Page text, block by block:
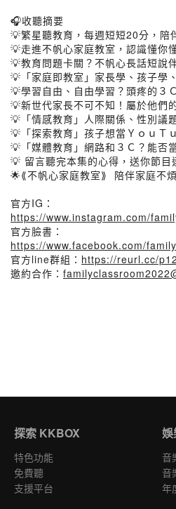
🎧收聽摘要
💡繁星聽教育，每週短短20分，陪
💡走進不帆心家庭教室，認識懂你
💡教育問題卡關？不帆心長話短說
💡「家庭即教室」家長學、孩子學
💡學習自由、自由學習？頭疼的３
💡新世代家長不可不知！屬於他們
💡「情感教育」人際關係、性別議
💡「探索教育」孩子想當ＹｏｕＴ
💡「媒體教育」網路和３Ｃ？能否
💡 留言聽完本集的心得，送你節目
🌟⟪不帆心家庭教室⟫ 陪伴家庭不煩
官方IG：
https://www.instagram.com/
官方臉書：
https://www.facebook.com/
官方line群組： https://reurl.cc/
邀約合作：
探索 KKBOX
特色功能
免費聽
支援平台
娛
音
音
年